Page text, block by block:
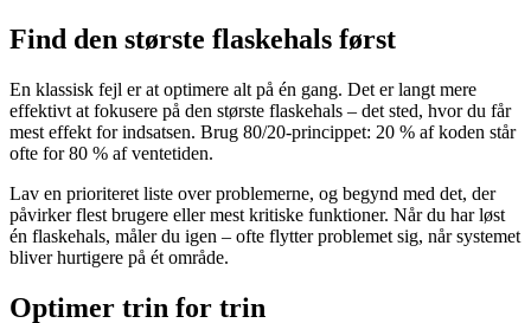
Find den største flaskehals først
En klassisk fejl er at optimere alt på én gang. Det er langt mere
effektivt at fokusere på den største flaskehals – det sted, hvor du får
mest effekt for indsatsen. Brug 80/20-princippet: 20 % af koden står
ofte for 80 % af ventetiden.
Lav en prioriteret liste over problemerne, og begynd med det, der
påvirker flest brugere eller mest kritiske funktioner. Når du har løst
én flaskehals, måler du igen – ofte flytter problemet sig, når systemet
bliver hurtigere på ét område.
Optimer trin for trin